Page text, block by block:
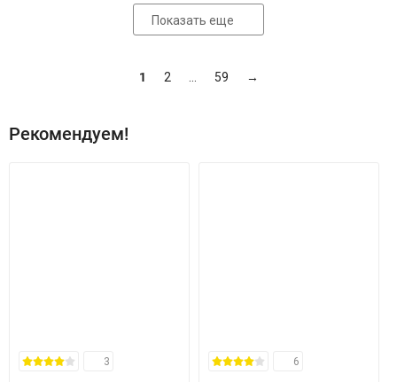
Показать еще
1 2 59 →
Рекомендуем!
3 6